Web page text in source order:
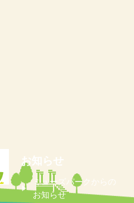
お知らせ
ミューズパークからの
お知らせ